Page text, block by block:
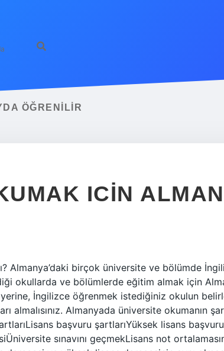
ÖĞRENILIR
ICIN
Almanya’daki birçok üniversite ve bölümde
okullarda ve bölümlerde eğitim almak için
İngilizce öğrenmek istediğiniz okulun
almalısınız. Almanyada üniversite okumanın
başvuru şartlarıYüksek lisans başvuru
sınavını geçmekLisans not